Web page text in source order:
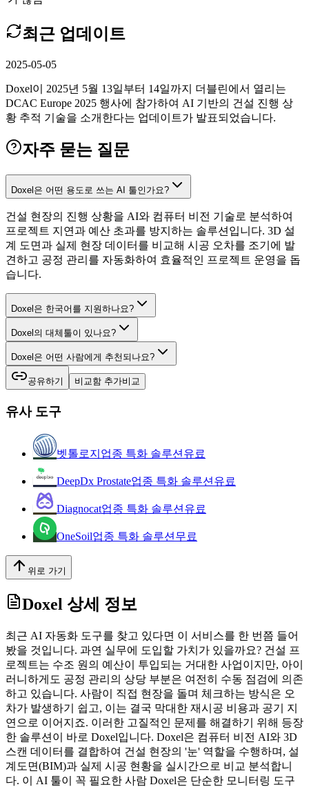
최근 업데이트
2025-05-05
Doxel이 2025년 5월 13일부터 14일까지 더블린에서 열리는
DCAC Europe 2025 행사에 참가하여 AI 기반의 건설 진행 상
황 추적 기술을 소개한다는 업데이트가 발표되었습니다.
자주 묻는 질문
Doxel은 어떤 용도로 쓰는 AI 툴인가요?
건설 현장의 진행 상황을 AI와 컴퓨터 비전 기술로 분석하여
프로젝트 지연과 예산 초과를 방지하는 솔루션입니다. 3D 설
계 도면과 실제 현장 데이터를 비교해 시공 오차를 조기에 발
견하고 공정 관리를 자동화하여 효율적인 프로젝트 운영을 돕
습니다.
Doxel은 한국어를 지원하나요?
Doxel의 대체툴이 있나요?
Doxel은 어떤 사람에게 추천되나요?
공유하기 비교함 추가비교
유사 도구
벳톨로지 업종 특화 솔루션 유료
DeepDx Prostate업종 특화 솔루션 유료
Diagnocat업종 특화 솔루션 유료
OneSoil업종 특화 솔루션 무료
위로 가기
Doxel 상세 정보
최근 AI 자동화 도구를 찾고 있다면 이 서비스를 한 번쯤 들어
봤을 것입니다. 과연 실무에 도입할 가치가 있을까요? 건설 프
로젝트는 수조 원의 예산이 투입되는 거대한 사업이지만, 아이
러니하게도 공정 관리의 상당 부분은 여전히 수동 점검에 의존
하고 있습니다. 사람이 직접 현장을 돌며 체크하는 방식은 오
차가 발생하기 쉽고, 이는 결국 막대한 재시공 비용과 공기 지
연으로 이어지죠. 이러한 고질적인 문제를 해결하기 위해 등장
한 솔루션이 바로 Doxel입니다. Doxel은 컴퓨터 비전 AI와 3D
스캔 데이터를 결합하여 건설 현장의 '눈' 역할을 수행하며, 설
계도면(BIM)과 실제 시공 현황을 실시간으로 비교 분석합니
다. 이 AI 툴이 꼭 필요한 사람 Doxel은 단순한 모니터링 도구